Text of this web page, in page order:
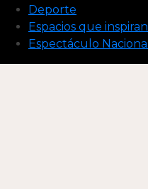
Deporte
Espacios que inspiran
Espectáculo Nacional